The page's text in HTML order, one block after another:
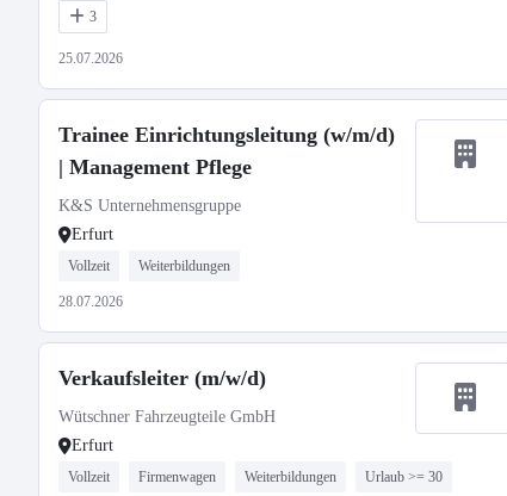
3
25.07.2026
Trainee Einrichtungsleitung (w/m/d)
| Management Pflege
K&S Unternehmensgruppe
Erfurt
Vollzeit Weiterbildungen
28.07.2026
Verkaufsleiter (m/w/d)
Wütschner Fahrzeugteile GmbH
Erfurt
Vollzeit Firmenwagen Weiterbildungen Urlaub >= 30